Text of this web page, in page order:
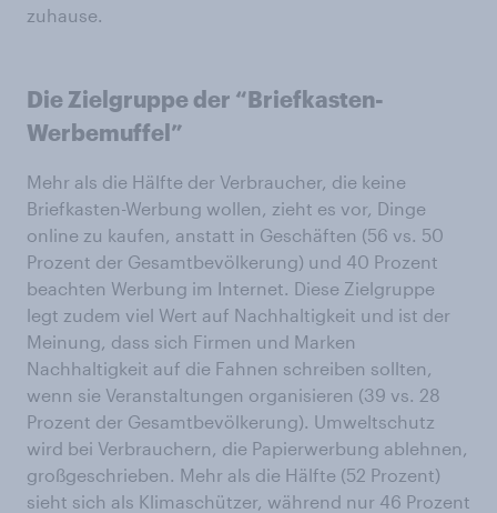
zuhause.
Die Zielgruppe der “Briefkasten-
Werbemuffel”
Mehr als die Hälfte der Verbraucher, die keine
Briefkasten-Werbung wollen, zieht es vor, Dinge
online zu kaufen, anstatt in Geschäften (56 vs. 50
Prozent der Gesamtbevölkerung) und 40 Prozent
beachten Werbung im Internet. Diese Zielgruppe
legt zudem viel Wert auf Nachhaltigkeit und ist der
Meinung, dass sich Firmen und Marken
Nachhaltigkeit auf die Fahnen schreiben sollten,
wenn sie Veranstaltungen organisieren (39 vs. 28
Prozent der Gesamtbevölkerung). Umweltschutz
wird bei Verbrauchern, die Papierwerbung ablehnen,
großgeschrieben. Mehr als die Hälfte (52 Prozent)
sieht sich als Klimaschützer, während nur 46 Prozent